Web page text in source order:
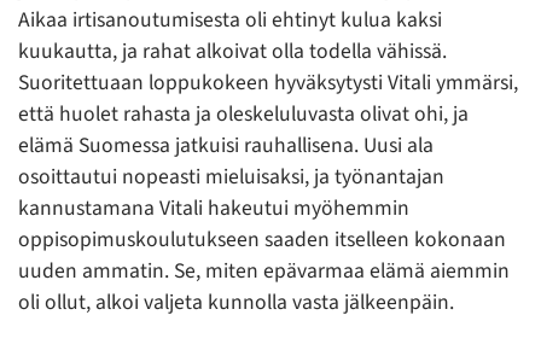
Aikaa irtisanoutumisesta oli ehtinyt kulua kaksi
kuukautta, ja rahat alkoivat olla todella vähissä.
Suoritettuaan loppukokeen hyväksytysti Vitali ymmärsi,
että huolet rahasta ja oleskeluluvasta olivat ohi, ja
elämä Suomessa jatkuisi rauhallisena. Uusi ala
osoittautui nopeasti mieluisaksi, ja työnantajan
kannustamana Vitali hakeutui myöhemmin
oppisopimuskoulutukseen saaden itselleen kokonaan
uuden ammatin. Se, miten epävarmaa elämä aiemmin
oli ollut, alkoi valjeta kunnolla vasta jälkeenpäin.